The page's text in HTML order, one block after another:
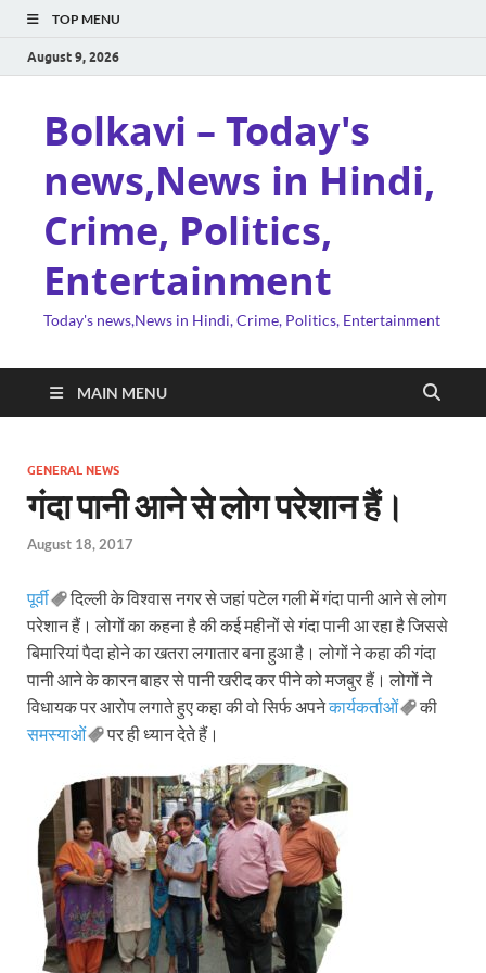
TOP MENU
August 9, 2026
Bolkavi – Today's
news,News in Hindi,
Crime, Politics,
Entertainment
Today's news,News in Hindi, Crime, Politics, Entertainment
MAIN MENU
GENERAL NEWS
गंदा पानी आने से लोग परेशान हैं।
August 18, 2017
पूर्वी
दिल्ली के विश्वास नगर से जहां पटेल गली में गंदा पानी आने से लोग
परेशान हैं। लोगों का कहना है की कई महीनों से गंदा पानी आ रहा है जिससे
बिमारियां पैदा होने का खतरा लगातार बना हुआ है। लोगों ने कहा की गंदा
पानी आने के कारन बाहर से पानी खरीद कर पीने को मजबुर हैं। लोगों ने
विधायक पर आरोप लगाते हुए कहा की वो सिर्फ अपनेकार्यकर्ताओं
की
समस्याओं
पर ही ध्यान देते हैं।